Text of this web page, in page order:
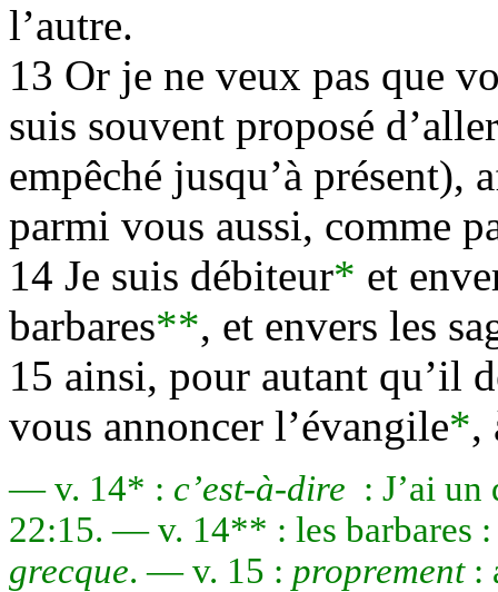
l’autre.
13 Or je ne veux pas que
suis souvent proposé
empêché jusqu’à
parmi vous aussi, comme
14 Je suis débiteur* et
barbares**, et envers les
15 ainsi, pour autant qu’il
vous annoncer l’évangile*,
— v. 14* : c’est-à-dire : J’ai
22:15. — v. 14** : les barbares :
grecque. — v. 15 : proprement: